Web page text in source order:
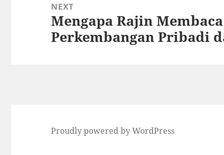
NEXT
Next
post:
Mengapa Rajin
Perkembangan Pribadi
Proudly powered by WordPress